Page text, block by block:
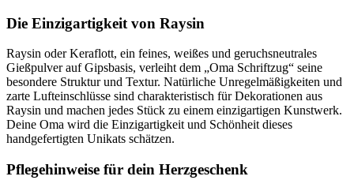
Die Einzigartigkeit von Raysin
Raysin oder Keraflott, ein feines, weißes und geruchsneutrales
Gießpulver auf Gipsbasis, verleiht dem „Oma Schriftzug“ seine
besondere Struktur und Textur. Natürliche Unregelmäßigkeiten und
zarte Lufteinschlüsse sind charakteristisch für Dekorationen aus
Raysin und machen jedes Stück zu einem einzigartigen Kunstwerk.
Deine Oma wird die Einzigartigkeit und Schönheit dieses
handgefertigten Unikats schätzen.
Pflegehinweise für dein Herzgeschenk